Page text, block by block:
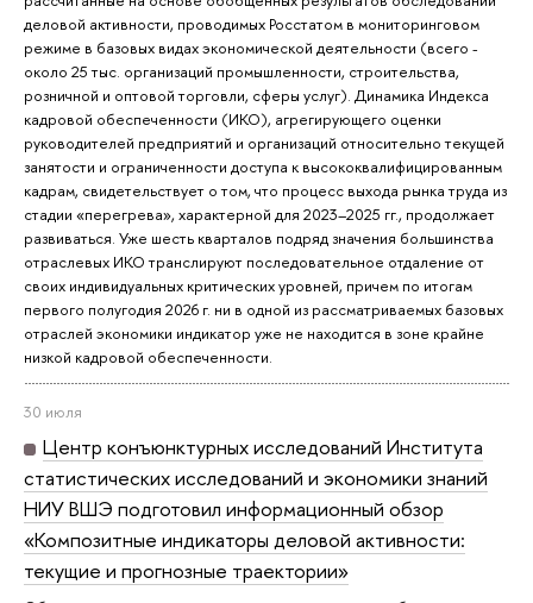
деловой активности, проводимых Росстатом в мониторинговом
режиме в базовых видах экономической деятельности (всего -
около 25 тыс. организаций промышленности, строительства,
розничной и оптовой торговли, сферы услуг). Динамика Индекса
кадровой обеспеченности (ИКО), агрегирующего оценки
руководителей предприятий и организаций относительно текущей
занятости и ограниченности доступа к высококвалифицированным
кадрам, свидетельствует о том, что процесс выхода рынка труда из
стадии «перегрева», характерной для 2023–2025 гг., продолжает
развиваться. Уже шесть кварталов подряд значения большинства
отраслевых ИКО транслируют последовательное отдаление от
своих индивидуальных критических уровней, причем по итогам
первого полугодия 2026 г. ни в одной из рассматриваемых базовых
отраслей экономики индикатор уже не находится в зоне крайне
низкой кадровой обеспеченности.
30 июля
Центр конъюнктурных исследований Института
статистических исследований и экономики знаний
НИУ ВШЭ подготовил информационный обзор
«Композитные индикаторы деловой активности:
текущие и прогнозные траектории»